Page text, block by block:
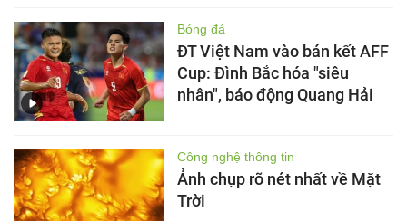
Bóng đá
ĐT Việt Nam vào bán kết AFF
Cup: Đình Bắc hóa "siêu
nhân", báo động Quang Hải
Công nghệ thông tin
Ảnh chụp rõ nét nhất về Mặt
Trời